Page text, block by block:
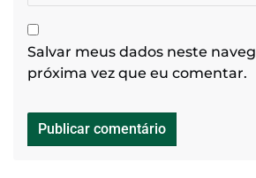
Salvar meus dados neste
próxima vez que eu comentar.